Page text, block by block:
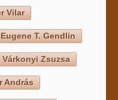
Vilar
Eugene T. Gendlin
Várkonyi Zsuzsa
András